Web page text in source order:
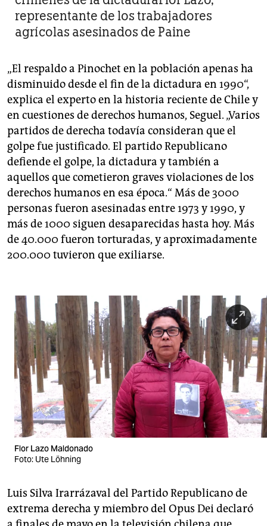
representante de los trabajadores
agrícolas asesinados de Paine
„El respaldo a Pinochet en la población apenas ha
disminuido desde el fin de la dictadura en 1990“,
explica el experto en la historia reciente de Chile y
en cuestiones de derechos humanos, Seguel. „Varios
partidos de derecha todavía consideran que el
golpe fue justificado. El partido Republicano
defiende el golpe, la dictadura y también a
aquellos que cometieron graves violaciones de los
derechos humanos en esa época.“ Más de 3000
personas fueron asesinadas entre 1973 y 1990, y
más de 1000 siguen desaparecidas hasta hoy. Más
de 40.000 fueron torturadas, y aproximadamente
200.000 tuvieron que exiliarse.
Flor Lazo Maldonado
Foto: Ute Löhning
Luis Silva Irarrázaval del Partido Republicano de
extrema derecha y miembro del Opus Dei declaró